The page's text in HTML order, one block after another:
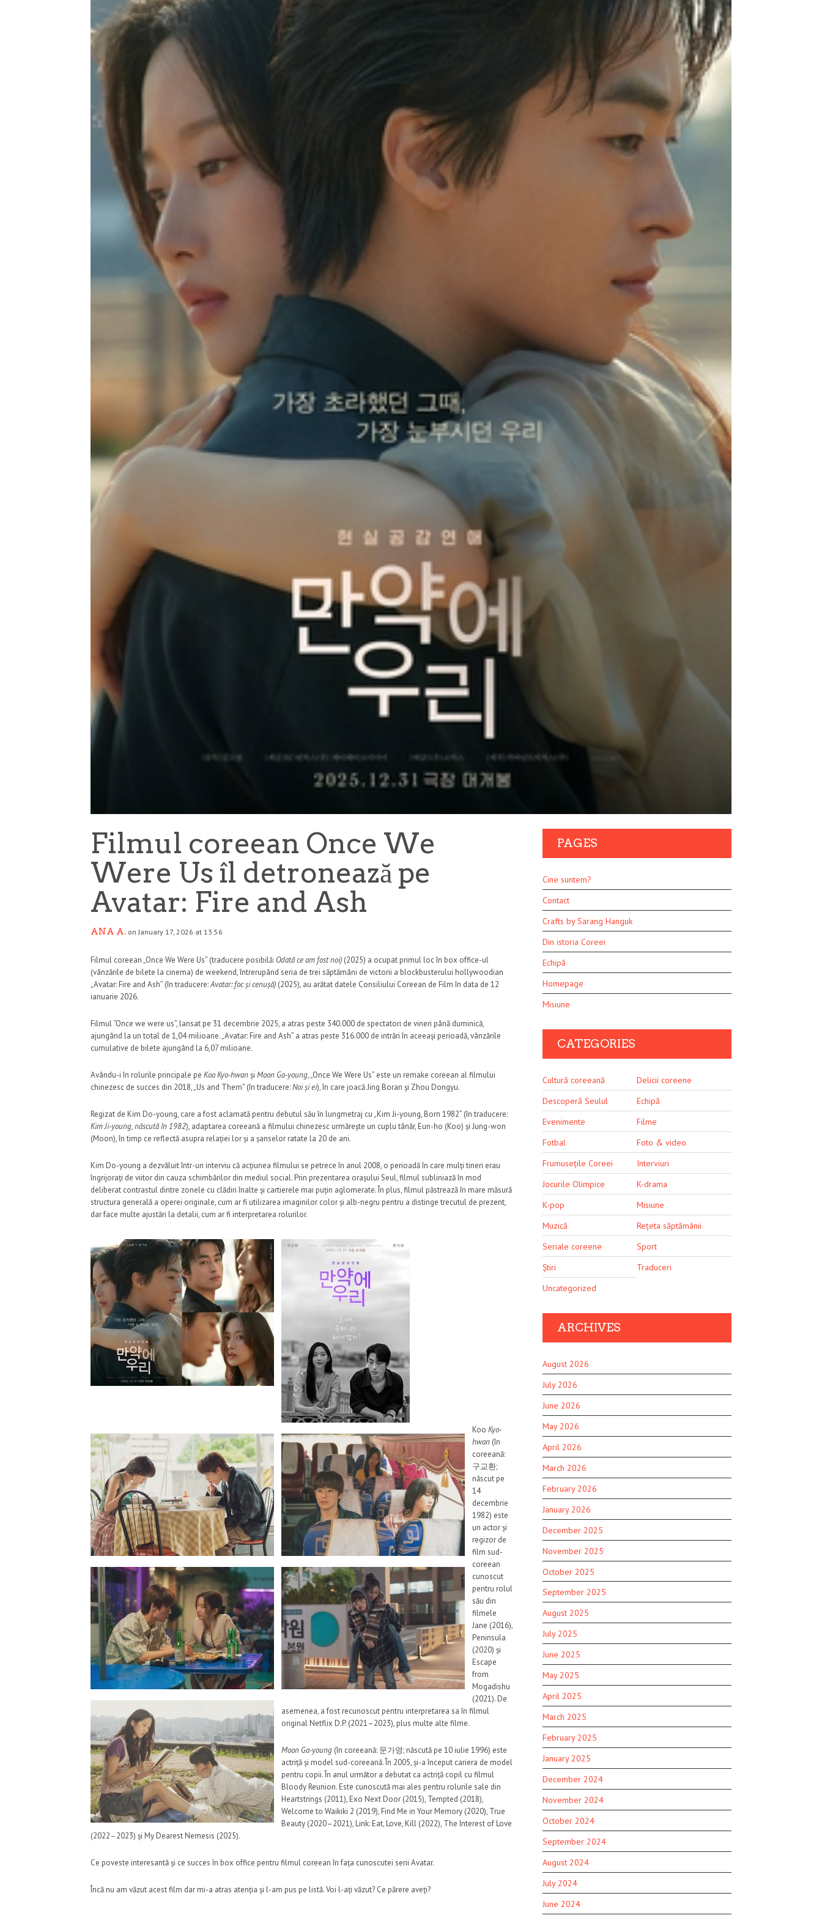
Filmul coreean Once We
Were Us îl detronează pe
Avatar: Fire and Ash
ANA A. on January 17, 2026 at 13:56
Filmul coreean „Once We Were Us” (traducere posibilă: Odată ce am fost noi) (2025) a ocupat primul loc în box office-ul
(vânzările de bilete la cinema) de weekend, întrerupând seria de trei săptămâni de victorii a blockbusterului hollywoodian
„Avatar: Fire and Ash” (în traducere:Avatar: foc și cenușă) (2025), au arătat datele Consiliului Coreean de Film în data de 12
ianuarie 2026.
Filmul “Once we were us”, lansat pe 31 decembrie 2025, a atras peste 340.000 de spectatori de vineri până duminică,
ajungând la un total de 1,04 milioane. „Avatar: Fire and Ash” a atras peste 316.000 de intrări în aceeași perioadă, vânzările
cumulative de bilete ajungând la 6,07 milioane.
Avându-i în rolurile principale pe Koo Kyo-hwanși Moon Ga-young, „Once We Were Us” este un remake coreean al filmului
chinezesc de succes din 2018, „Us and Them” (în traducere:Noi și ei), în care joacă Jing Boran și Zhou Dongyu.
Regizat de Kim Do-young, care a fost aclamată pentru debutul său în lungmetraj cu „Kim Ji-young, Born 1982” (în traducere:
Kim Ji-young, născută în 1982), adaptarea coreeană a filmului chinezesc urmărește un cuplu tânăr, Eun-ho (Koo) și Jung-won
(Moon), în timp ce reflectă asupra relației lor și a șanselor ratate la 20 de ani.
Kim Do-young a dezvăluit într-un interviu că acțiunea filmului se petrece în anul 2008, o perioadă în care mulți tineri erau
îngrijorați de viitor din cauza schimbărilor din mediul social. Prin prezentarea orașului Seul, filmul subliniază în mod
deliberat contrastul dintre zonele cu clădiri înalte și cartierele mai puțin aglomerate. În plus, filmul păstrează în mare măsură
structura generală a operei originale, cum ar fi utilizarea imaginilor color și alb-negru pentru a distinge trecutul de prezent,
dar face multe ajustări la detalii, cum ar fi interpretarea rolurilor.
Koo Kyo-
hwan(în
coreeană:
구교환;
născut pe
14
decembrie
1982) este
un actor și
regizor de
film sud-
coreean
cunoscut
pentru rolul
său din
filmele
Jane (2016),
Peninsula
(2020) și
Escape
from
Mogadishu
(2021). De
asemenea, a fost recunoscut pentru interpretarea sa în filmul
original Netflix D.P. (2021–2023), plus multe alte filme.
Moon Ga-young(în coreeană: 문가영; născută pe 10 iulie 1996) este
actriță și model sud-coreeană. În 2005, și-a început cariera de model
pentru copii. În anul următor a debutat ca actriță copil cu filmul
Bloody Reunion. Este cunoscută mai ales pentru rolurile sale din
Heartstrings (2011), Exo Next Door (2015), Tempted (2018),
Welcome to Waikiki 2 (2019), Find Me in Your Memory (2020), True
Beauty (2020–2021), Link: Eat, Love, Kill (2022), The Interest of Love
(2022–2023) și My Dearest Nemesis (2025).
Ce poveste interesantă și ce succes în box office pentru filmul coreean în fața cunoscutei serii Avatar.
Încă nu am văzut acest film dar mi-a atras atenția și l-am pus pe listă. Voi l-ați văzut? Ce părere aveți?
PAGES
Cine suntem?
Contact
Crafts by Sarang Hanguk
Din istoria Coreei
Echipă
Homepage
Misiune
CATEGORIES
Cultură coreeană
Delicii coreene
Descoperă Seulul
Echipă
Evenimente
Filme
Fotbal
Foto & video
Frumusețile Coreei
Interviuri
Jocurile Olimpice
K-drama
K-pop
Misiune
Muzică
Rețeta săptămânii
Seriale coreene
Sport
Știri
Traduceri
Uncategorized
ARCHIVES
August 2026
July 2026
June 2026
May 2026
April 2026
March 2026
February 2026
January 2026
December 2025
November 2025
October 2025
September 2025
August 2025
July 2025
June 2025
May 2025
April 2025
March 2025
February 2025
January 2025
December 2024
November 2024
October 2024
September 2024
August 2024
July 2024
June 2024